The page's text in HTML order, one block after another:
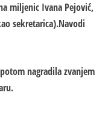
miljenic Ivana Pejović,
sekretarica).Navodi
nagradila zvanjem